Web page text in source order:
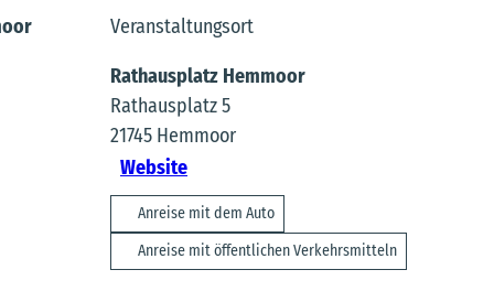
Veranstaltungsort
Rathausplatz Hemmoor
Rathausplatz 5
21745 Hemmoor
Website
Anreise mit dem Auto
Anreise mit öffentlichen Verkehrsmitteln